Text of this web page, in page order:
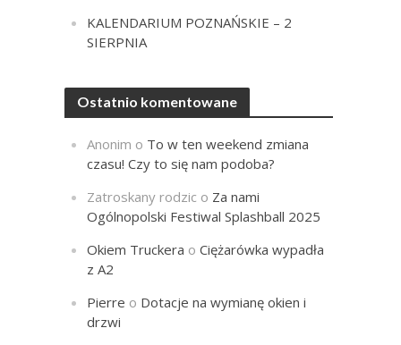
KALENDARIUM POZNAŃSKIE – 2
SIERPNIA
Ostatnio komentowane
Anonim o To w ten weekend zmiana
czasu! Czy to się nam podoba?
Zatroskany rodzic o Za nami
Ogólnopolski Festiwal Splashball 2025
Okiem Truckera oCiężarówka wypadła
z A2
Pierre o Dotacje na wymianę okien i
drzwi